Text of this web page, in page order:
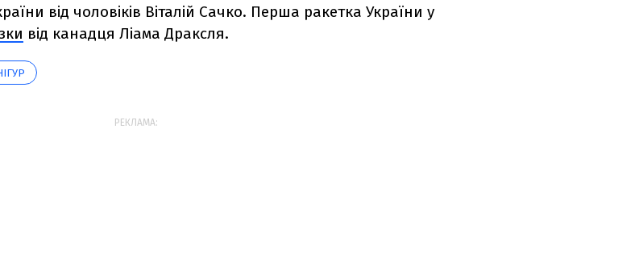
від чоловіків Віталій Сачко. Перша ракетка України у
від канадця Ліама Драксля.
РЕКЛАМА: